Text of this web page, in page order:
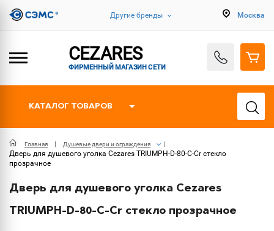
Другие бренды Москва
CEZARES
ФИРМЕННЫЙ МАГАЗИН СЕТИ
КАТАЛОГ ТОВАРОВ
Главная Душевые двери и ограждения
Дверь для душевого уголка Cezares TRIUMPH-D-80-C-Cr стекло
прозрачное
Дверь для душевого уголка Cezares
TRIUMPH-D-80-C-Cr стекло прозрачное